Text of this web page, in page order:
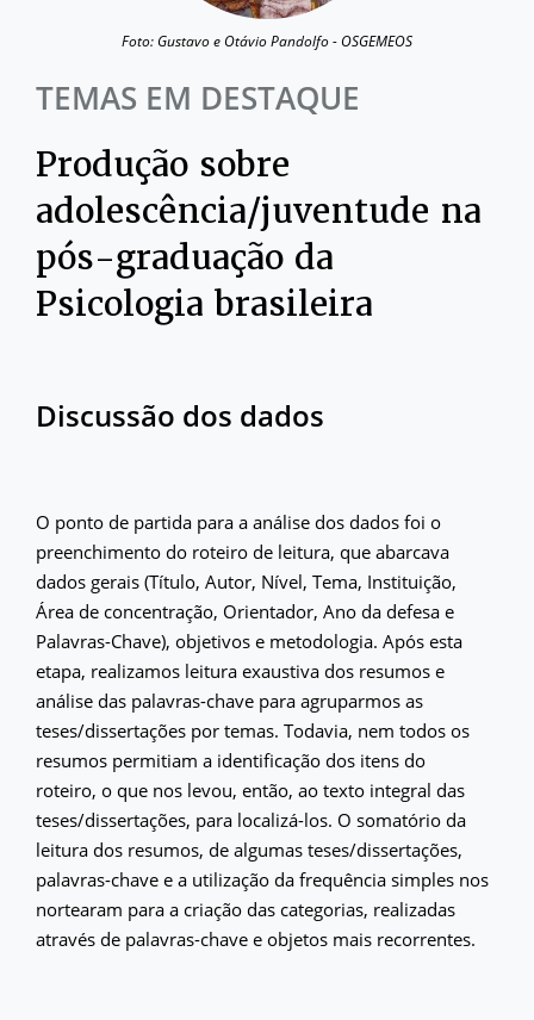
Foto: Gustavo e Otávio Pandolfo - OSGEMEOS
TEMAS EM DESTAQUE
Produção sobre
adolescência/juventude na
pós-graduação da
Psicologia brasileira
Discussão dos dados
O ponto de partida para a análise dos dados foi o
preenchimento do roteiro de leitura, que abarcava
dados gerais (Título, Autor, Nível, Tema, Instituição,
Área de concentração, Orientador, Ano da defesa e
Palavras-Chave), objetivos e metodologia. Após esta
etapa, realizamos leitura exaustiva dos resumos e
análise das palavras-chave para agruparmos as
teses/dissertações por temas. Todavia, nem todos os
resumos permitiam a identificação dos itens do
roteiro, o que nos levou, então, ao texto integral das
teses/dissertações, para localizá-los. O somatório da
leitura dos resumos, de algumas teses/dissertações,
palavras-chave e a utilização da frequência simples nos
nortearam para a criação das categorias, realizadas
através de palavras-chave e objetos mais recorrentes.